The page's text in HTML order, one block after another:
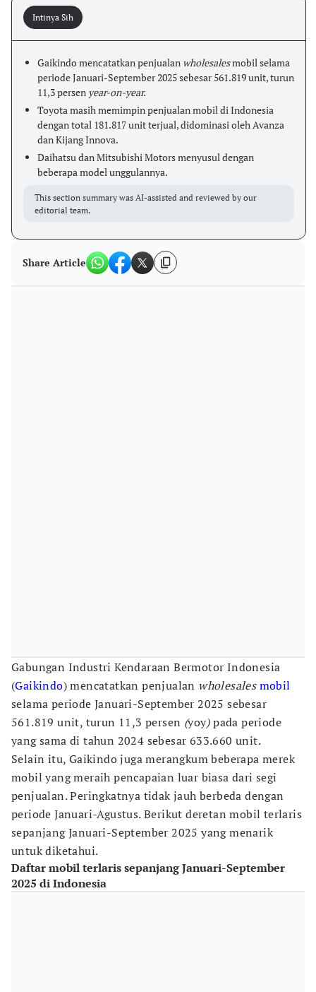
Intinya Sih
Gaikindo mencatatkan penjualan wholesalesmobil selama
periode Januari-September 2025 sebesar 561.819 unit, turun
11,3 persen year-on-year.
Toyota masih memimpin penjualan mobil di Indonesia
dengan total 181.817 unit terjual, didominasi oleh Avanza
dan Kijang Innova.
Daihatsu dan Mitsubishi Motors menyusul dengan
beberapa model unggulannya.
This section summary was AI-assisted and reviewed by our
editorial team.
Share Article
Gabungan Industri Kendaraan Bermotor Indonesia
(Gaikindo) mencatatkan penjualan wholesalesmobil
selama periode Januari-September 2025 sebesar
561.819 unit, turun 11,3 persen (yoy)pada periode
yang sama di tahun 2024 sebesar 633.660 unit.
Selain itu, Gaikindo juga merangkum beberapa merek
mobil yang meraih pencapaian luar biasa dari segi
penjualan. Peringkatnya tidak jauh berbeda dengan
periode Januari-Agustus. Berikut deretan mobil terlaris
sepanjang Januari-September 2025 yang menarik
untuk diketahui.
Daftar mobil terlaris sepanjang Januari-September
2025 di Indonesia